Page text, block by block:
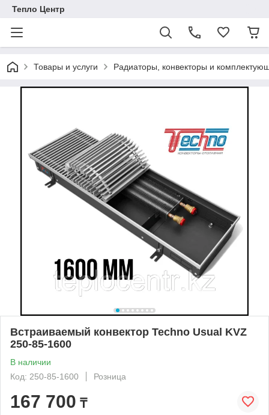
Тепло Центр
Товары и услуги Радиаторы, конвекторы и
Встраиваемый конвектор Techno Usual KVZ
250-85-1600
В наличии
Код: 250-85-1600
Розница
167 700 ₸